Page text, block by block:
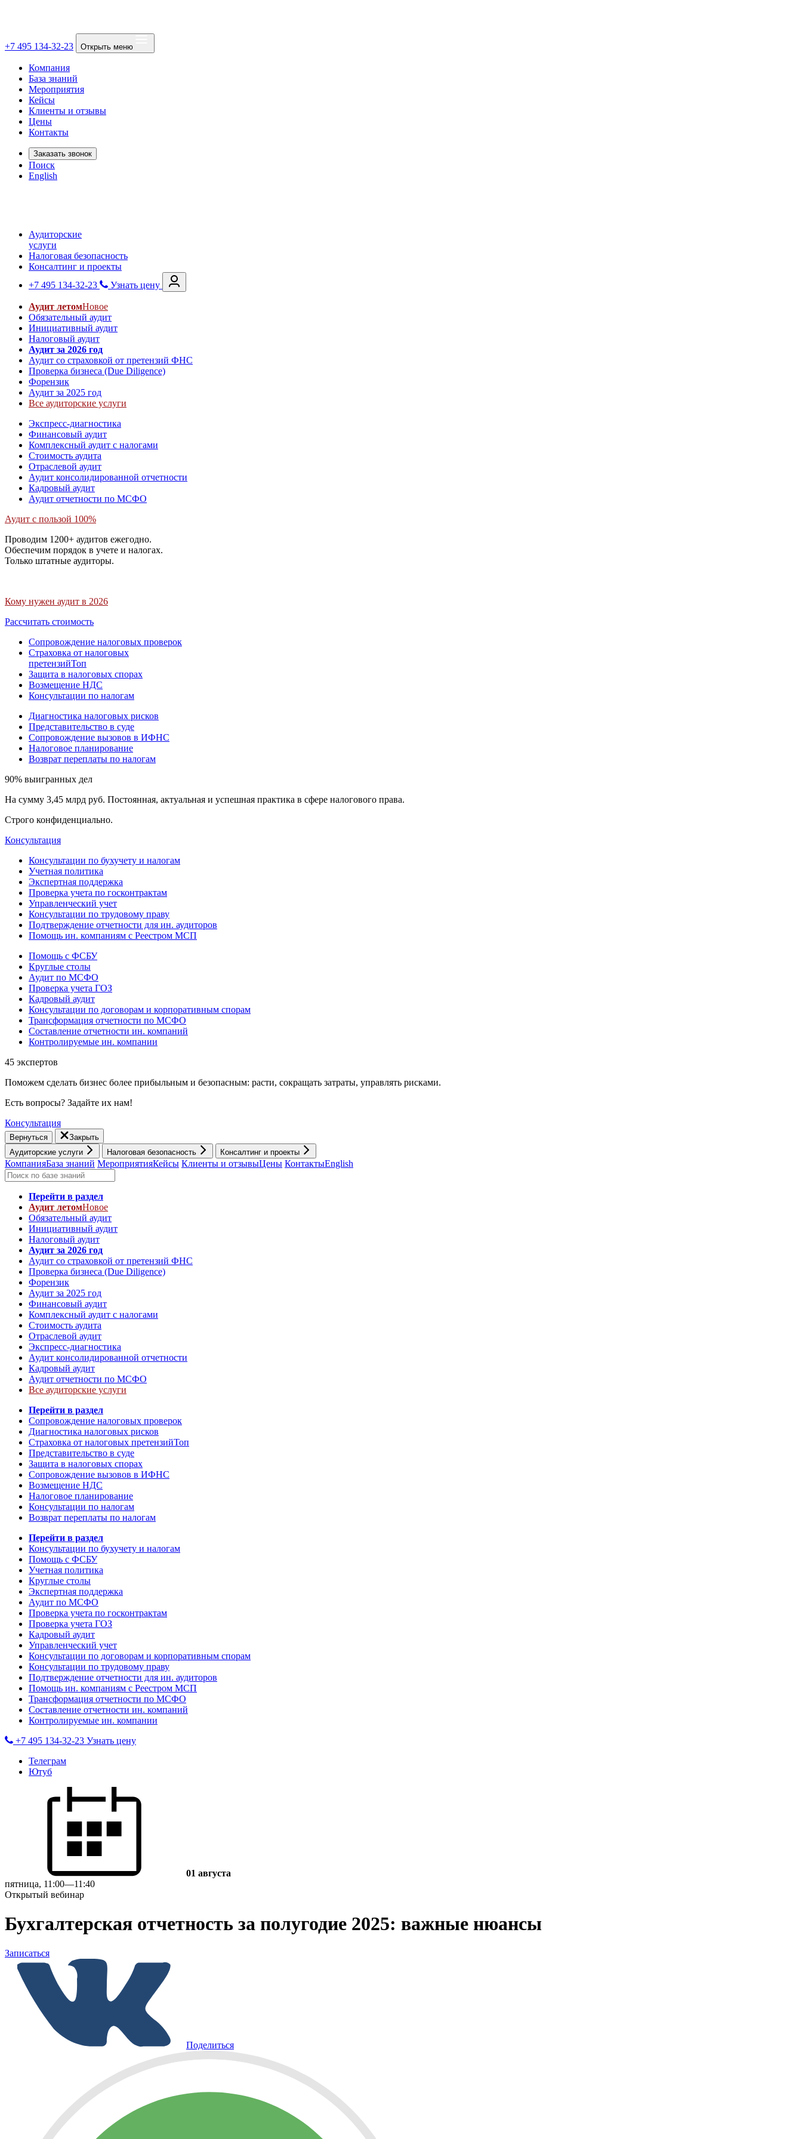
+7 495 134-32-23 Открыть меню
Компания
База знаний
Мероприятия
Кейсы
Клиенты и отзывы
Цены
Контакты
Заказать звонок
Поиск
English
Аудиторские
услуги
Налоговая безопасность
Консалтинг и проекты
+7 495 134-32-23
Узнать цену
Аудит летомНовое
Обязательный аудит
Инициативный аудит
Налоговый аудит
Аудит за 2026 год
Аудит со страховкой от претензий ФНС
Проверка бизнеса (Due Diligence)
Форензик
Аудит за 2025 год
Все аудиторские услуги
Экспресс-диагностика
Финансовый аудит
Комплексный аудит с налогами
Стоимость аудита
Отраслевой аудит
Аудит консолидированной отчетности
Кадровый аудит
Аудит отчетности по МСФО
Аудит с пользой 100%
Проводим 1200+ аудитов ежегодно.
Обеспечим порядок в учете и налогах.
Только штатные аудиторы.
Кому нужен аудит в 2026
Рассчитать стоимость
Сопровождение налоговых проверок
Страховка от налоговых
претензийТоп
Защита в налоговых спорах
Возмещение НДС
Консультации по налогам
Диагностика налоговых рисков
Представительство в суде
Сопровождение вызовов в ИФНС
Налоговое планирование
Возврат переплаты по налогам
90% выигранных дел
На сумму 3,45 млрд руб. Постоянная, актуальная и успешная практика в сфере налогового права.
Строго конфиденциально.
Консультация
Консультации по бухучету и налогам
Учетная политика
Экспертная поддержка
Проверка учета по госконтрактам
Управленческий учет
Консультации по трудовому праву
Подтверждение отчетности для ин. аудиторов
Помощь ин. компаниям с Реестром МСП
Помощь с ФСБУ
Круглые столы
Аудит по МСФО
Проверка учета ГОЗ
Кадровый аудит
Консультации по договорам и корпоративным спорам
Трансформация отчетности по МСФО
Составление отчетности ин. компаний
Контролируемые ин. компании
45 экспертов
Поможем сделать бизнес более прибыльным и безопасным: расти, cокращать затраты, управлять рисками.
Есть вопросы? Задайте их нам!
Консультация
Вернуться
Закрыть
Аудиторские услуги
Налоговая безопасность Консалтинг и проекты
КомпанияБаза знаний МероприятияКейсы Клиенты и отзывыЦены КонтактыEnglish
Перейти в раздел
Аудит летомНовое
Обязательный аудит
Инициативный аудит
Налоговый аудит
Аудит за 2026 год
Аудит со страховкой от претензий ФНС
Проверка бизнеса (Due Diligence)
Форензик
Аудит за 2025 год
Финансовый аудит
Комплексный аудит с налогами
Стоимость аудита
Отраслевой аудит
Экспресс-диагностика
Аудит консолидированной отчетности
Кадровый аудит
Аудит отчетности по МСФО
Все аудиторские услуги
Перейти в раздел
Сопровождение налоговых проверок
Диагностика налоговых рисков
Страховка от налоговых претензийТоп
Представительство в суде
Защита в налоговых спорах
Сопровождение вызовов в ИФНС
Возмещение НДС
Налоговое планирование
Консультации по налогам
Возврат переплаты по налогам
Перейти в раздел
Консультации по бухучету и налогам
Помощь с ФСБУ
Учетная политика
Круглые столы
Экспертная поддержка
Аудит по МСФО
Проверка учета по госконтрактам
Проверка учета ГОЗ
Кадровый аудит
Управленческий учет
Консультации по договорам и корпоративным спорам
Консультации по трудовому праву
Подтверждение отчетности для ин. аудиторов
Помощь ин. компаниям с Реестром МСП
Трансформация отчетности по МСФО
Составление отчетности ин. компаний
Контролируемые ин. компании
+7 495 134-32-23 Узнать цену
Телеграм
Ютуб
01 августа
пятница, 11:00—11:40
Открытый вебинар
Бухгалтерская отчетность за полугодие 2025: важные нюансы
Записаться
Поделиться